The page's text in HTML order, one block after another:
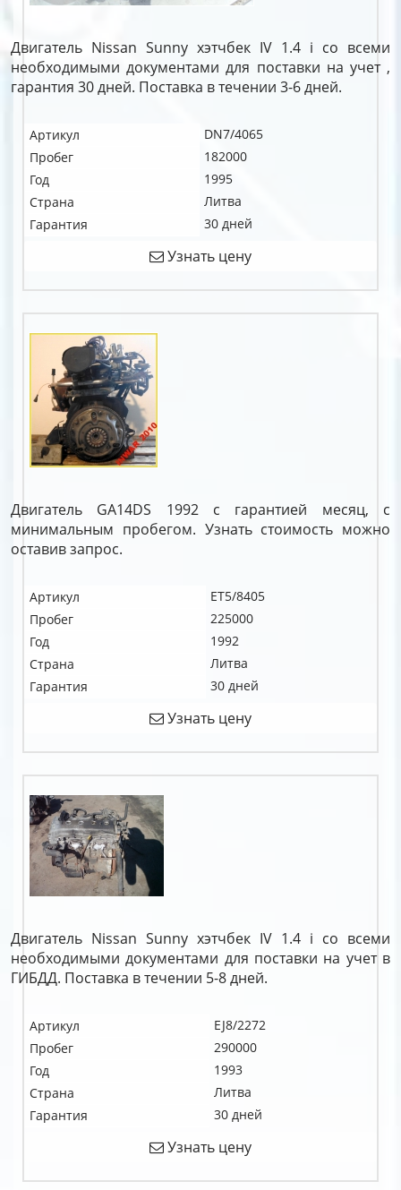
Двигатель Nissan Sunny хэтчбек IV 1.4 i со всеми
необходимыми документами для поставки на учет ,
гарантия 30 дней. Поставка в течении 3-6 дней.
Артикул
DN7/4065
Пробег
182000
Год
1995
Страна
Литва
Гарантия
30 дней
Узнать цену
Двигатель GA14DS 1992 с гарантией месяц, с
минимальным пробегом. Узнать стоимость можно
оставив запрос.
Артикул
ET5/8405
Пробег
225000
Год
1992
Страна
Литва
Гарантия
30 дней
Узнать цену
Двигатель Nissan Sunny хэтчбек IV 1.4 i со всеми
необходимыми документами для поставки на учет в
ГИБДД. Поставка в течении 5-8 дней.
Артикул
EJ8/2272
Пробег
290000
Год
1993
Страна
Литва
Гарантия
30 дней
Узнать цену